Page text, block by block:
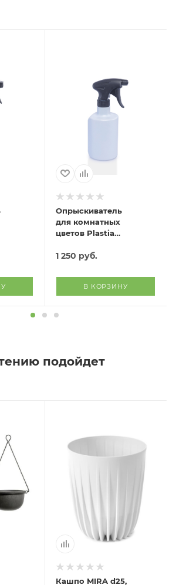
Опрыскиватель
для комнатных
цветов Plastia
1 250 руб.
В КОРЗИНУ
подойдет
Кашпо MIRA d25,